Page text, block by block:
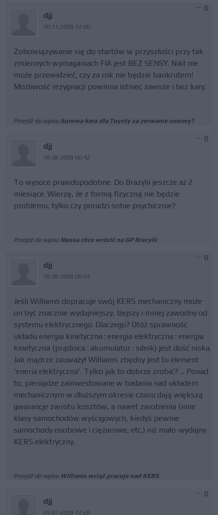
djj
20.11.2009 12:00
0
Zobowiązywanie się do startów w przyszłości przy tak
zmiennych wymaganiach FIA jest BEZ SENSY. Nikt nie
może przewidzieć, czy za rok nie będzie bankrutem!
Możliwość rezygnacji powinna istnieć zawsze i bez kary.
Przejdź do wpisu Surowa kara dla Toyoty za zerwanie umowy?
djj
18.08.2009 00:42
0
To wysoce prawdopodobne. Do Brazylii jeszcze aż 2
miesiące. Wierzę, że z formą fizyczną nie będzie
problemu, tylko czy poradzi sobie psychicznie?
Przejdź do wpisu Massa chce wrócić na GP Brazylii
djj
18.08.2009 00:34
0
Jeśli Williams dopracuje swój KERS mechaniczny może
on być znacznie wydajniejszy, lżejszy i mniej zawodny od
systemu elektrycznego. Dlaczego? Otóż sprawność
układu energia kinetyczna : energia elektryczna : energia
kinetyczna (prądnica : akumulator : silnik) jest dość niska.
Jak mądrze zauważył Williams zbędny jest tu element
'eneria elektryczna'. Tylko jak to dobrze zrobić? ... Ponad
to, pieniądze zainwestowane w badania nad układem
mechanicznym w dłuższym okresie czasu dają większą
gwarancje zwrotu kosztów, a nawet zarobienia (inne
klasy samochodów wyścigowych, kiedyś pewnie
samochody osobowe i ciężarowe, etc.) niż mało-wydajny
KERS elektryczny.
Przejdź do wpisu Williams wciąż pracuje nad KERS
djj
29.07.2009 12:28
0